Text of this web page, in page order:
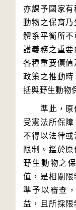
亦課予國家
動物之保育
體系平衡所
護義務之重
各種重要價
政策之推動
準此，原住
受憲法所保
不得以法律
限制。鑑於
野生動物之
值，是相關
準予以審查
益，且所採